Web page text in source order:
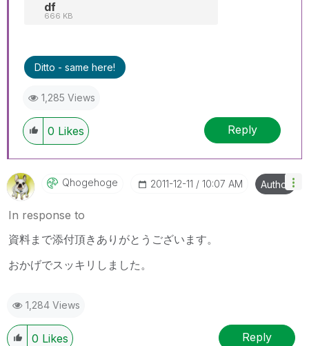
df
666 KB
Ditto - same here!
1,285 Views
0 Likes Reply
Qhogehoge ‎2011-12-11 10:07 AM Author
In response to
資料まで添付頂きありがとうございます。
おかげでスッキリしました。
1,284 Views
0 Likes Reply